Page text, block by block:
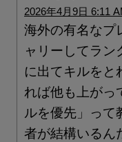
2026年4月9日 6:11
海外の有名なプ
ャリーしてラン
に出てキルをと
れば他も上がっ
ルを優先」って
者が結構いるん